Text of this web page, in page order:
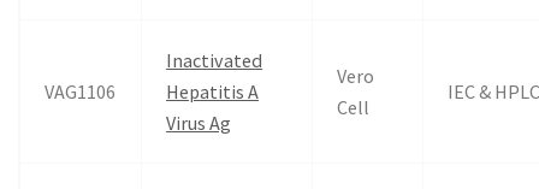
VAG1106
Inactivated
Hepatitis A
Virus Ag
Vero
Cell
IEC &